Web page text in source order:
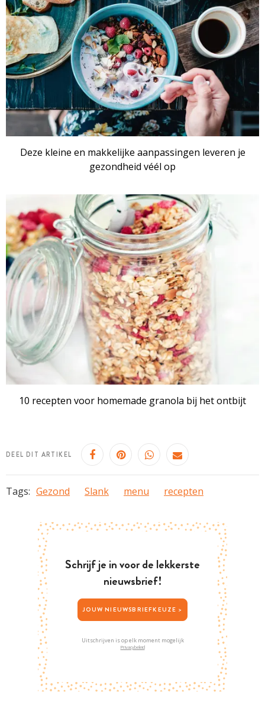
Deze kleine en makkelijke aanpassingen leveren je
gezondheid véél op
10 recepten voor homemade granola bij het ontbijt
DEEL DIT ARTIKEL
Tags: Gezond Slank menu recepten
Schrijf je in voor de lekkerste
nieuwsbrief!
JOUW NIEUWSBRIEFKEUZE >
Uitschrijven is op elk moment mogelijk
Privacybeleid